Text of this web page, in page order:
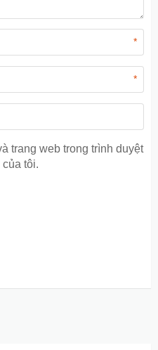
*
*
trang web trong trình duyệt
tôi.